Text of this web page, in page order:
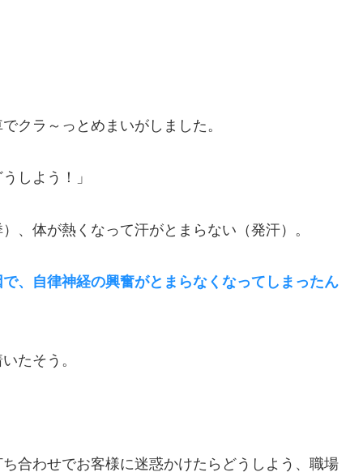
クラ～っとめまいがしました。
しよう！」
、体が熱くなって汗がとまらない（発汗）。
、自律神経の興奮がとまらなくなってしまったん
たそう。
合わせでお客様に迷惑かけたらどうしよう、職場